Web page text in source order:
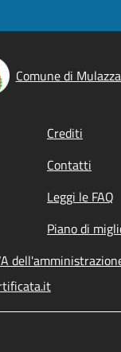
Comune di
Crediti
Contatti
Leggi le FAQ
Piano di